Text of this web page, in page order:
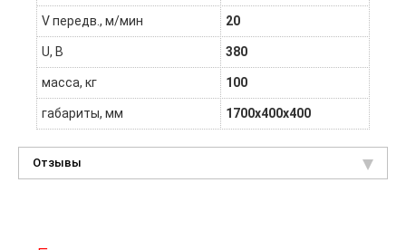
V передв., м/мин 20
U, В 380
масса, кг 100
габариты, мм 1700х400х400
Отзывы